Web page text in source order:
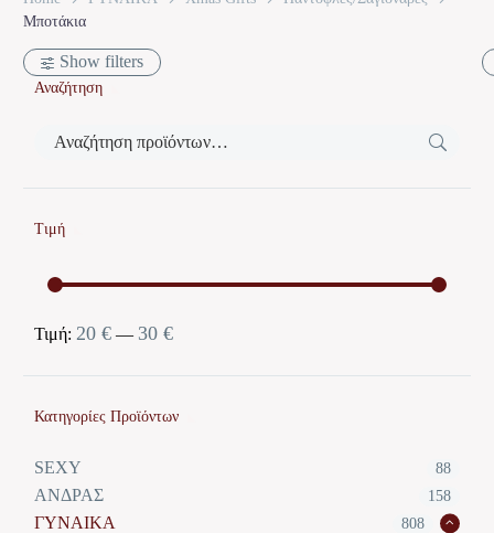
Μποτάκια
Show filters
Αναζήτηση
Τιμή
Ελάχιστη
Μέγιστη
Τιμή: 20 € — 30 €
Κατηγορίες Προϊόντων
SEXY 88
ΑΝΔΡΑΣ 158
ΓΥΝΑΙΚΑ 808